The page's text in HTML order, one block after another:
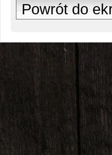
Powrót do